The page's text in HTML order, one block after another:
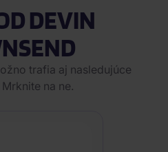
DEVIN
trafia aj nasledujúce
na ne.